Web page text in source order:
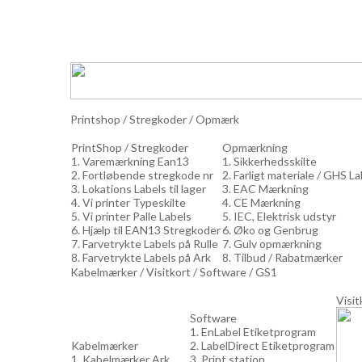
Printshop / Stregkoder / Opmærk
PrintShop / Stregkoder
1. Varemærkning Ean13
2. Fortløbende stregkode nr
3. Lokations Labels til lager
4. Vi printer Typeskilte
5. Vi printer Palle Labels
6. Hjælp til EAN13 Stregkoder
7. Farvetrykte Labels på Rulle
8. Farvetrykte Labels på Ark
Opmærkning
1. Sikkerhedsskilte
2. Farligt materiale / GHS
3. EAC Mærkning
4. CE Mærkning
5. IEC, Elektrisk udstyr
6. Øko og Genbrug
7. Gulv opmærkning
8. Tilbud / Rabatmærker
Kabelmærker / Visitkort / Software / GS1
Kabelmærker
1. Kabelmærker Ark
Software
1. EnLabel Etiketprogram
2. LabelDirect Etiketprogram
3. Print station